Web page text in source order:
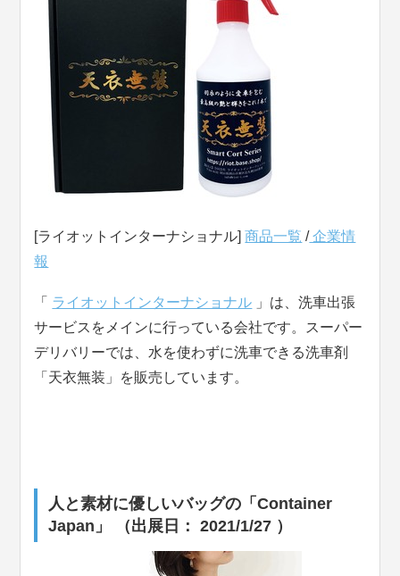
[ライオットインターナショナル]商品一覧 /企業情
報
「 ライオットインターナショナル 」は、洗車出張
サービスをメインに行っている会社です。スーパー
デリバリーでは、水を使わずに洗車できる洗車剤
「天衣無装」を販売しています。
人と素材に優しいバッグの「Container
Japan」 （出展日： 2021/1/27 ）